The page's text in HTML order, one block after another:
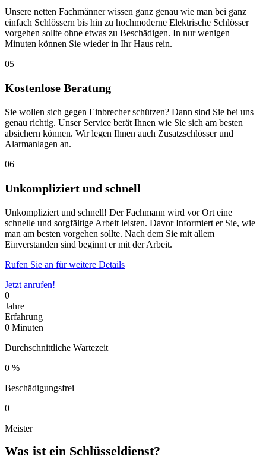
Unsere netten Fachmänner wissen ganz genau wie man bei ganz
einfach Schlössern bis hin zu hochmoderne Elektrische Schlösser
vorgehen sollte ohne etwas zu Beschädigen. In nur wenigen
Minuten können Sie wieder in Ihr Haus rein.
05
Kostenlose Beratung
Sie wollen sich gegen Einbrecher schützen? Dann sind Sie bei uns
genau richtig. Unser Service berät Ihnen wie Sie sich am besten
absichern können. Wir legen Ihnen auch Zusatzschlösser und
Alarmanlagen an.
06
Unkompliziert und schnell
Unkompliziert und schnell! Der Fachmann wird vor Ort eine
schnelle und sorgfältige Arbeit leisten. Davor Informiert er Sie, wie
man am besten vorgehen sollte. Nach dem Sie mit allem
Einverstanden sind beginnt er mit der Arbeit.
Rufen Sie an für weitere Details
Jetzt anrufen!
0
Jahre
Erfahrung
0 Minuten
Durchschnittliche Wartezeit
0 %
Beschädigungsfrei
0
Meister
Was ist ein Schlüsseldienst?​